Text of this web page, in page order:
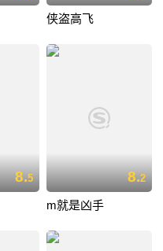
侠盗高飞
8.5 8.2
m就是凶手